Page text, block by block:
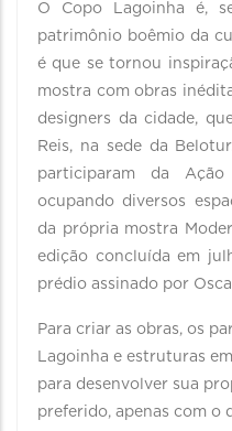
O Copo Lagoinha é,
patrimônio boêmio da
é que se tornou
mostra com obras
designers da cidade,
Reis, na sede da
participaram da Ação
ocupando diversos
da própria mostra
edição concluída em
prédio assinado por
Para criar as obras, os
Lagoinha e estruturas
para desenvolver sua
preferido, apenas com o